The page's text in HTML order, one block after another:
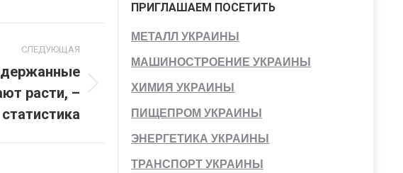
СЛЕДУЮЩАЯ
расти, –
статистика
ПРИГЛАШАЕМ ПОСЕТИТЬ
МЕТАЛЛ УКРАИНЫ
МАШИНОСТРОЕНИЕ УКРАИНЫ
ХИМИЯ УКРАИНЫ
ПИЩЕПРОМ УКРАИНЫ
ЭНЕРГЕТИКА УКРАИНЫ
ТРАНСПОРТ УКРАИНЫ